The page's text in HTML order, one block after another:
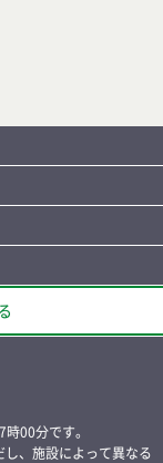
00分です。
、施設によって異なる